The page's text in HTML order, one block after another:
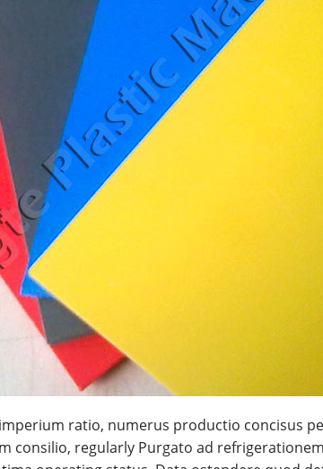
ratio, numerus productio concisus
consilio, regularly Purgato ad